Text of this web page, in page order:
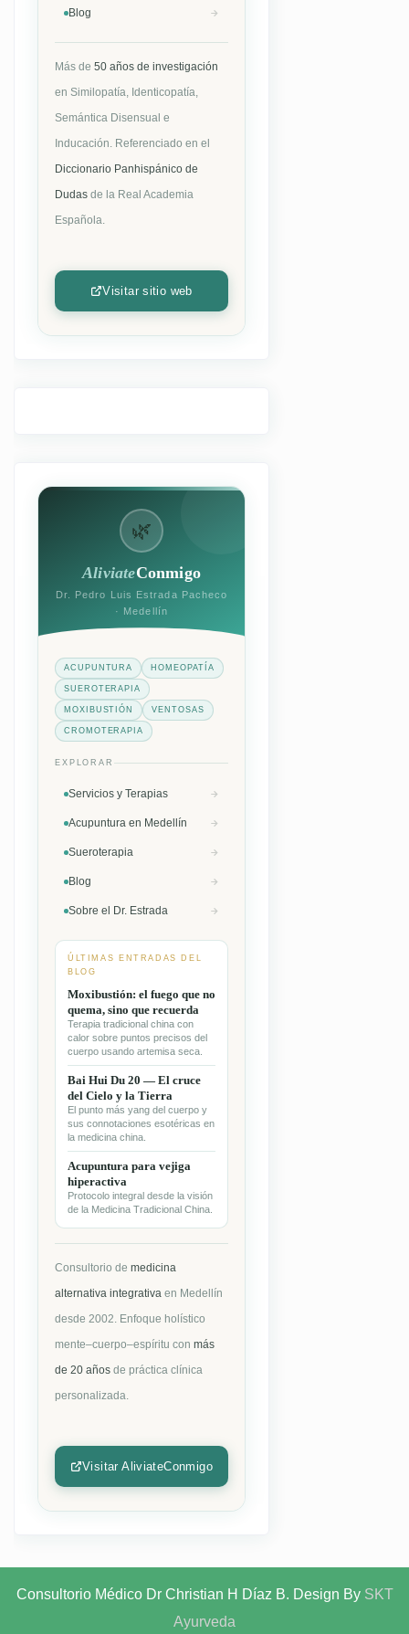
Blog
Más de 50 años de investigación
en Similopatía, Identicopatía,
Semántica Disensual e
Inducación. Referenciado en el
Diccionario Panhispánico de
Dudas de la Real Academia
Española.
Visitar sitio web
🌿
AliviateConmigo
Dr. Pedro Luis Estrada Pacheco
· Medellín
ACUPUNTURA HOMEOPATÍA
SUEROTERAPIA
MOXIBUSTIÓN VENTOSAS
CROMOTERAPIA
EXPLORAR
Servicios y Terapias
Acupuntura en Medellín
Sueroterapia
Blog
Sobre el Dr. Estrada
ÚLTIMAS ENTRADAS DEL
BLOG
Moxibustión: el fuego que no
quema, sino que recuerda
Terapia tradicional china con
calor sobre puntos precisos del
cuerpo usando artemisa seca.
Bai Hui Du 20 — El cruce
del Cielo y la Tierra
El punto más yang del cuerpo y
sus connotaciones esotéricas en
la medicina china.
Acupuntura para vejiga
hiperactiva
Protocolo integral desde la visión
de la Medicina Tradicional China.
Consultorio de medicina
alternativa integrativa en Medellín
desde 2002. Enfoque holístico
mente–cuerpo–espíritu con más
de 20 años de práctica clínica
personalizada.
Visitar AliviateConmigo
Consultorio Médico Dr Christian H Díaz B. Design By SKT
Ayurveda